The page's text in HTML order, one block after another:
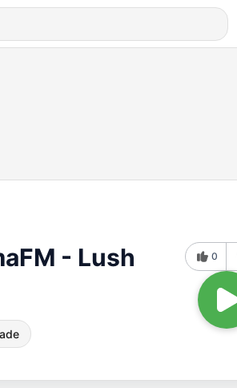
- Lush 0